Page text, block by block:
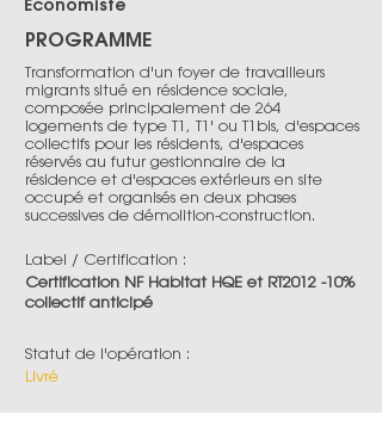
Économiste
PROGRAMME
Transformation d'un foyer de travailleurs
migrants situé en résidence sociale,
composée principalement de 264
logements de type T1, T1' ou T1bis, d'espaces
collectifs pour les résidents, d'espaces
réservés au futur gestionnaire de la
résidence et d'espaces extérieurs en site
occupé et organisés en deux phases
successives de démolition-construction.
Label / Certification :
Certification NF Habitat HQE et RT2012 -10%
collectif anticipé
Statut de l'opération :
Livré